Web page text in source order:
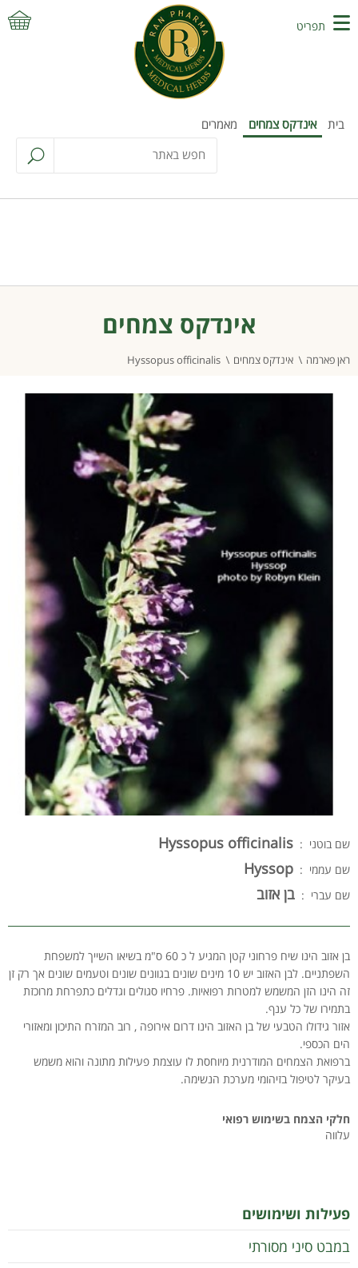
בית אינדקס צמחים מאמרים
תפריט
אינדקס צמחים
ראן פארמה אינדקס צמחים Hyssopus officinalis
שם בוטני : Hyssopus officinalis
שם עממי : Hyssop
שם עברי : בן אזוב
בן אזוב הינו שיח פרחוני קטן המגיע ל כ 60 ס"מ בשיאו השייך למשפחת
השפתניים. לבן האזוב יש 10 מינים שונים בגוונים שונים וטעמים שונים אך רק זן
זה הינו הזן המשמש למטרות רפואיות. פרחיו סגולים וגדלים כתפרחת מרוכזת
בתמירו של כל ענף.
אזור גידולו הטבעי של בן האזוב הינו דרום אירופה , רוב המזרח התיכון ומאזורי
הים הכספי.
ברפואת הצמחים המודרנית מיוחסת לו עוצמת פעילות מתונה והוא משמש
בעיקר לטיפול בזיהומי מערכת הנשימה.
חלקי הצמח בשימוש רפואי
עלווה
פעילות ושימושים
במבט סיני מסורתי